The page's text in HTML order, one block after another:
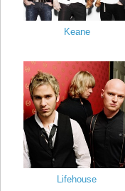
Keane
Lifehouse